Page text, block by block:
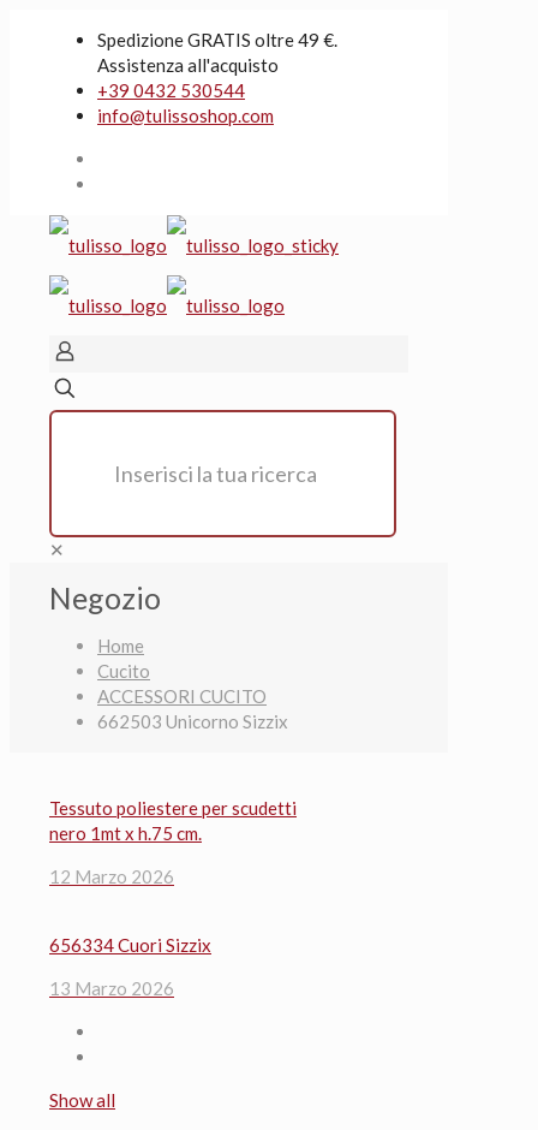
Spedizione GRATIS oltre 49 €.
Assistenza all'acquisto
+39 0432 530544
info@tulissoshop.com
✕
Negozio
Home
Cucito
ACCESSORI CUCITO
662503 Unicorno Sizzix
Tessuto poliestere per scudetti
nero 1mt x h.75 cm.
12 Marzo 2026
656334 Cuori Sizzix
13 Marzo 2026
Show all